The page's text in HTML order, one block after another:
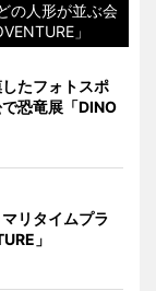
の人形が並ぶ会
」
たフォトスポ
恐竜展「DINO
リタイムプラ
」